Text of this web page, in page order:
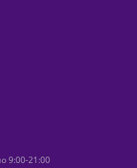
9:00-21:00